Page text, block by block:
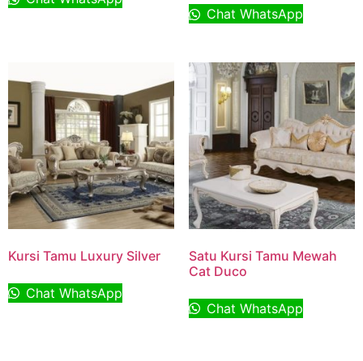
Chat WhatsApp
Kursi Tamu Luxury Silver
Chat WhatsApp
Satu Kursi Tamu Mewah
Cat Duco
Chat WhatsApp